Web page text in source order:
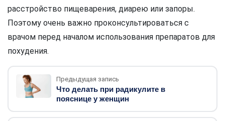
расстройство пищеварения, диарею или запоры.
Поэтому очень важно проконсультироваться с
врачом перед началом использования препаратов для
похудения.
Предыдущая запись
Что делать при радикулите в
пояснице у женщин